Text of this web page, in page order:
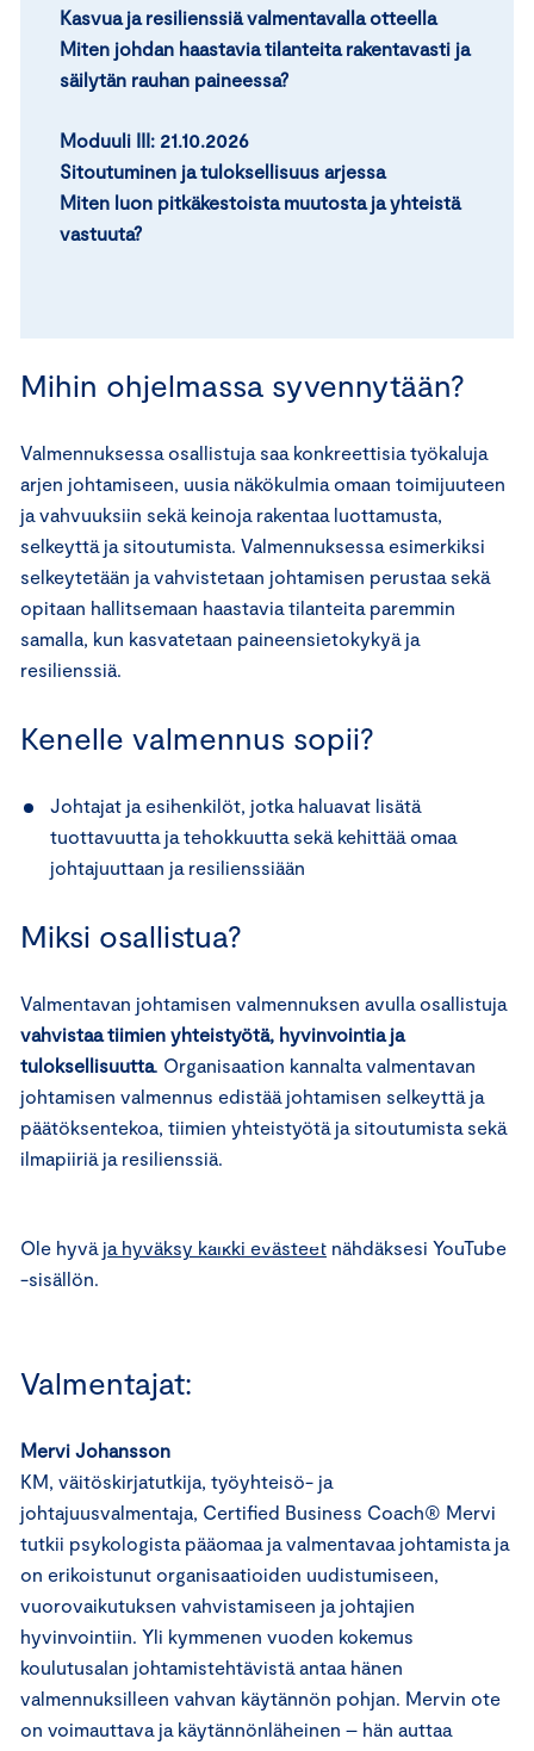
Kasvua ja resilienssiä valmentavalla otteella
Miten johdan haastavia tilanteita rakentavasti ja
säilytän rauhan paineessa?
Moduuli III: 21.10.2026
Sitoutuminen ja tuloksellisuus arjessa
Miten luon pitkäkestoista muutosta ja yhteistä
vastuuta?
Mihin ohjelmassa syvennytään?
Valmennuksessa osallistuja saa konkreettisia työkaluja
arjen johtamiseen, uusia näkökulmia omaan toimijuuteen
ja vahvuuksiin sekä keinoja rakentaa luottamusta,
selkeyttä ja sitoutumista. Valmennuksessa esimerkiksi
selkeytetään ja vahvistetaan johtamisen perustaa sekä
opitaan hallitsemaan haastavia tilanteita paremmin
samalla, kun kasvatetaan paineensietokykyä ja
resilienssiä.
Kenelle valmennus sopii?
Johtajat ja esihenkilöt, jotka haluavat lisätä
tuottavuutta ja tehokkuutta sekä kehittää omaa
johtajuuttaan ja resilienssiään
Miksi osallistua?
Valmentavan johtamisen valmennuksen avulla osallistuja
vahvistaa tiimien yhteistyötä, hyvinvointia ja
tuloksellisuutta. Organisaation kannalta valmentavan
johtamisen valmennus edistää johtamisen selkeyttä ja
päätöksentekoa, tiimien yhteistyötä ja sitoutumista sekä
ilmapiiriä ja resilienssiä.⋯
Ole hyvä ja hyväksy kaikki evästeet nähdäksesi YouTube
-sisällön.
Valmentajat:
Mervi Johansson
KM, väitöskirjatutkija, työyhteisö- ja
johtajuusvalmentaja, Certified Business Coach® Mervi
tutkii psykologista pääomaa ja valmentavaa johtamista ja
on erikoistunut organisaatioiden uudistumiseen,
vuorovaikutuksen vahvistamiseen ja johtajien
hyvinvointiin. Yli kymmenen vuoden kokemus
koulutusalan johtamistehtävistä antaa hänen
valmennuksilleen vahvan käytännön pohjan. Mervin ote
on voimauttava ja käytännönläheinen – hän auttaa